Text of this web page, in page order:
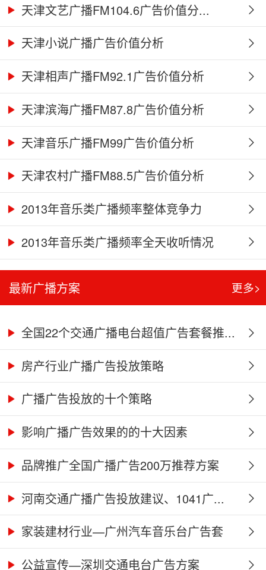
天津文艺广播FM104.6广告价值分...
天津小说广播广告价值分析
天津相声广播FM92.1广告价值分析
天津滨海广播FM87.8广告价值分析
天津音乐广播FM99广告价值分析
天津农村广播FM88.5广告价值分析
2013年音乐类广播频率整体竞争力
2013年音乐类广播频率全天收听情况
最新广播方案 更多>
全国22个交通广播电台超值广告套餐推...
房产行业广播广告投放策略
广播广告投放的十个策略
影响广播广告效果的的十大因素
品牌推广全国广播广告200万推荐方案
河南交通广播广告投放建议、1041广...
家装建材行业—广州汽车音乐台广告套
餐...公益宣传—深圳交通电台广告方案